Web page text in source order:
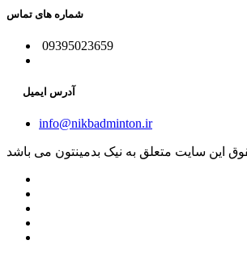
شماره های تماس
09395023659
آدرس ایمیل
info@nikbadminton.ir